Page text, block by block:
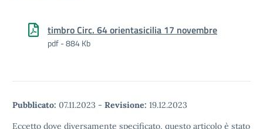
timbro Circ. 64 orientasicilia 17 novembre
pdf - 884 Kb
Pubblicato: 07.11.2023 - Revisione: 19.12.2023
Eccetto dove diversamente specificato, questo articolo è stato